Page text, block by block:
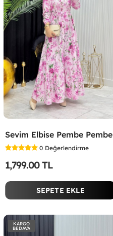
Sevim Elbise Pembe Pembe
0 Değerlendirme
1,799.00 TL
SEPETE EKLE
KARGO
BEDAVA